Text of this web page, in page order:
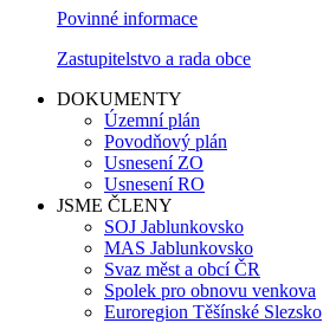
Povinné informace
Zastupitelstvo a rada obce
DOKUMENTY
Územní plán
Povodňový plán
Usnesení ZO
Usnesení RO
JSME ČLENY
SOJ Jablunkovsko
MAS Jablunkovsko
Svaz měst a obcí ČR
Spolek pro obnovu venkova
Euroregion Těšínské Slezsko